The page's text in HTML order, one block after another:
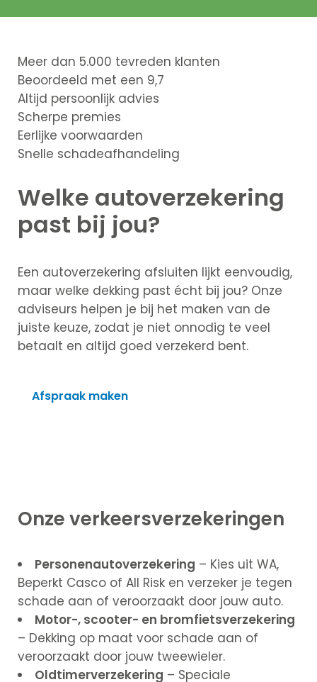
Meer dan 5.000 tevreden klanten
Beoordeeld met een 9,7
Altijd persoonlijk advies
Scherpe premies
Eerlijke voorwaarden
Snelle schadeafhandeling
Welke autoverzekering
past bij jou?
Een autoverzekering afsluiten lijkt eenvoudig,
maar welke dekking past écht bij jou? Onze
adviseurs helpen je bij het maken van de
juiste keuze, zodat je niet onnodig te veel
betaalt en altijd goed verzekerd bent.
Afspraak maken
Onze verkeersverzekeringen
Personenautoverzekering – Kies uit WA,
Beperkt Casco of All Risk en verzeker je tegen
schade aan of veroorzaakt door jouw auto.
Motor-, scooter- en bromfietsverzekering
– Dekking op maat voor schade aan of
veroorzaakt door jouw tweewieler.
Oldtimerverzekering – Speciale
Verzekeringen
Makelaardij
Gratis
waardepaling
Woning
verkopen
Woning
maken
Contact
Partners
Handige
documenten
Vacature
Schade
melden